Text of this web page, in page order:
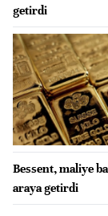
getirdi
Bessent, maliye
araya getirdi